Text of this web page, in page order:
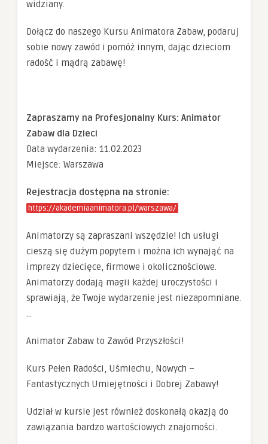
widziany.
Dołącz do naszego Kursu Animatora Zabaw, podaruj
sobie nowy zawód i pomóż innym, dając dzieciom
radość i mądrą zabawę!
Zapraszamy na Profesjonalny Kurs: Animator
Zabaw dla Dzieci
Data wydarzenia: 11.02.2023
Miejsce: Warszawa
Rejestracja dostępna na stronie:
https://akademiaanimatora.pl/warszawa/
Animatorzy są zapraszani wszędzie! Ich usługi
cieszą się dużym popytem i można ich wynająć na
imprezy dziecięce, firmowe i okolicznościowe.
Animatorzy dodają magii każdej uroczystości i
sprawiają, że Twoje wydarzenie jest niezapomniane.
…
Animator Zabaw to Zawód Przyszłości!
Kurs Pełen Radości, Uśmiechu, Nowych –
Fantastycznych Umiejętności i Dobrej Zabawy!
Udział w kursie jest również doskonałą okazją do
zawiązania bardzo wartościowych znajomości.